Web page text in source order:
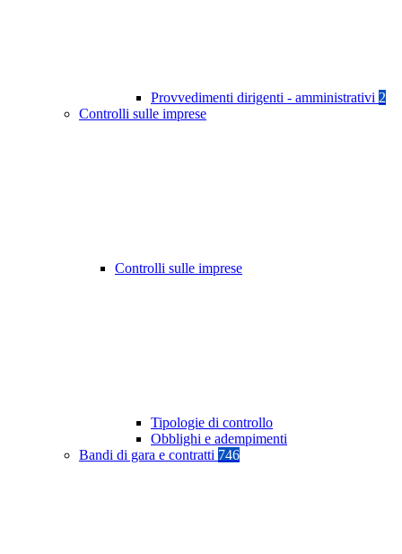
Provvedimenti dirigenti - amministrativi 2
Controlli sulle imprese
Controlli sulle imprese
Tipologie di controllo
Obblighi e adempimenti
Bandi di gara e contratti 746